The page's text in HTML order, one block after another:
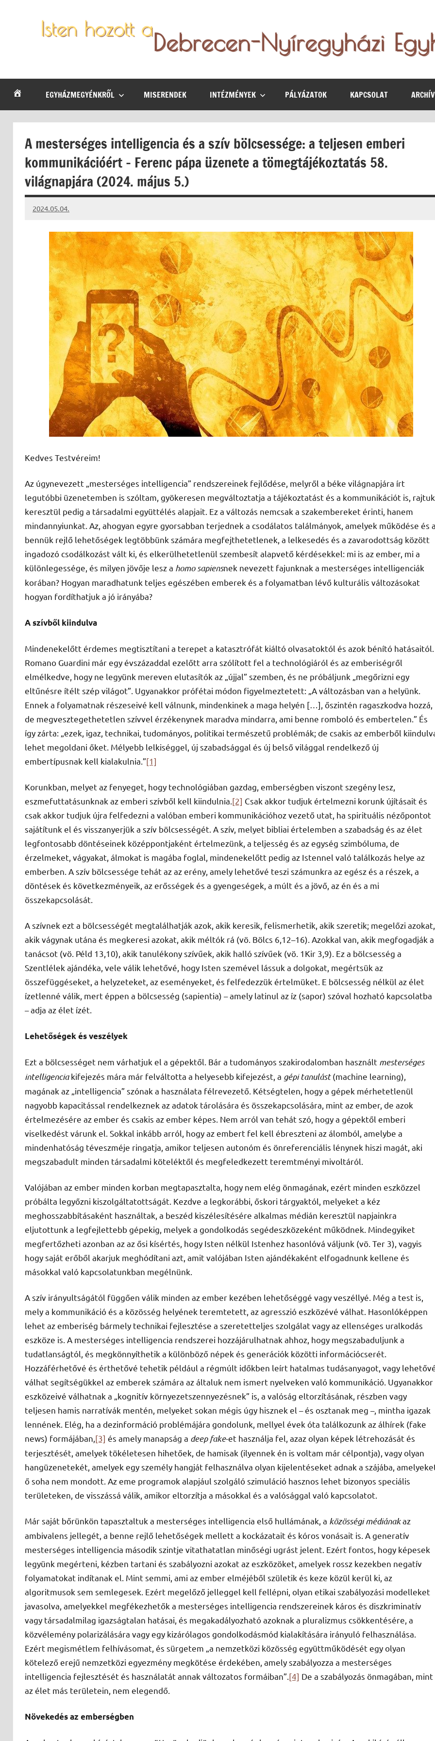
Debrecen-
Nyíregyházi
Egyházmegye
hírei,
programjaiEGYHÁZMEGYÉNKRŐL MISERENDEK INTÉZMÉNYEK PÁLYÁZATOK KAPCSOLAT
A mesterséges intelligencia és a szív bölcsessége: a teljesen emberi
kommunikációért – Ferenc pápa üzenete a tömegtájékoztatás 58.
világnapjára (2024. május 5.)
2024.05.04.
kovacs.agi
Kedves Testvéreim!
Az úgynevezett „mesterséges intelligencia” rendszereinek fejlődése, melyről a béke világnapjára írt
legutóbbi üzenetemben is szóltam, gyökeresen megváltoztatja a tájékoztatást és a kommunikációt is, rajtuk
keresztül pedig a társadalmi együttélés alapjait. Ez a változás nemcsak a szakembereket érinti, hanem
mindannyiunkat. Az, ahogyan egyre gyorsabban terjednek a csodálatos találmányok, amelyek működése és
bennük rejlő lehetőségek legtöbbünk számára megfejthetetlenek, a lelkesedés és a zavarodottság között
ingadozó csodálkozást vált ki, és elkerülhetetlenül szembesít alapvető kérdésekkel: mi is az ember, mi a
különlegessége, és milyen jövője lesz a homo sapiensnek nevezett fajunknak a mesterséges intelligenciák
korában? Hogyan maradhatunk teljes egészében emberek és a folyamatban lévő kulturális változásokat
hogyan fordíthatjuk a jó irányába?
A szívből kiindulva
Mindenekelőtt érdemes megtisztítani a terepet a katasztrófát kiáltó olvasatoktól és azok bénító hatásaitól.
Romano Guardini már egy évszázaddal ezelőtt arra szólított fel a technológiáról és az emberiségről
elmélkedve, hogy ne legyünk mereven elutasítók az „újjal” szemben, és ne próbáljunk „megőrizni egy
eltűnésre ítélt szép világot”. Ugyanakkor prófétai módon figyelmeztetett: „A változásban van a helyünk.
Ennek a folyamatnak részeseivé kell válnunk, mindenkinek a maga helyén […], őszintén ragaszkodva hozzá,
de megvesztegethetetlen szívvel érzékenynek maradva mindarra, ami benne romboló és embertelen.” És
így zárta: „ezek, igaz, technikai, tudományos, politikai természetű problémák; de csakis az emberből
lehet megoldani őket. Mélyebb lelkiséggel, új szabadsággal és új belső világgal rendelkező új
embertípusnak kell kialakulnia.”[1]
Korunkban, melyet az fenyeget, hogy technológiában gazdag, emberségben viszont szegény lesz,
eszmefuttatásunknak az emberi szívből kell kiindulnia.[2] Csak akkor tudjuk értelmezni korunk újításait és
csak akkor tudjuk újra felfedezni a valóban emberi kommunikációhoz vezető utat, ha spirituális nézőpontot
sajátítunk el és visszanyerjük a szív bölcsességét. A szív, melyet bibliai értelemben a szabadság és az élet
legfontosabb döntéseinek középpontjaként értelmezünk, a teljesség és az egység szimbóluma, de
érzelmeket, vágyakat, álmokat is magába foglal, mindenekelőtt pedig az Istennel való találkozás helye az
emberben. A szív bölcsessége tehát az az erény, amely lehetővé teszi számunkra az egész és a részek, a
döntések és következményeik, az erősségek és a gyengeségek, a múlt és a jövő, az én és a mi
összekapcsolását.
A szívnek ezt a bölcsességét megtalálhatják azok, akik keresik, felismerhetik, akik szeretik; megelőzi azokat,
akik vágynak utána és megkeresi azokat, akik méltók rá (vö. Bölcs 6,12–16). Azokkal van, akik megfogadják a
tanácsot (vö. Péld 13,10), akik tanulékony szívűek, akik halló szívűek (vö. 1Kir 3,9). Ez a bölcsesség a
Szentlélek ajándéka, vele válik lehetővé, hogy Isten szemével lássuk a dolgokat, megértsük az
összefüggéseket, a helyzeteket, az eseményeket, és felfedezzük értelmüket. E bölcsesség nélkül az élet
ízetlenné válik, mert éppen a bölcsesség (sapientia) – amely latinul az íz (sapor) szóval hozható kapcsolatba
– adja az élet ízét.
Lehetőségek és veszélyek
Ezt a bölcsességet nem várhatjuk el a gépektől. Bár a tudományos szakirodalomban használt mesterséges
intelligenciakifejezés mára már felváltotta a helyesebb kifejezést, a gépi tanulást(machine learning),
magának az „intelligencia” szónak a használata félrevezető. Kétségtelen, hogy a gépek mérhetetlenül
nagyobb kapacitással rendelkeznek az adatok tárolására és összekapcsolására, mint az ember, de azok
értelmezésére az ember és csakis az ember képes. Nem arról van tehát szó, hogy a gépektől emberi
viselkedést várunk el. Sokkal inkább arról, hogy az embert fel kell ébreszteni az álomból, amelybe a
mindenhatóság téveszméje ringatja, amikor teljesen autonóm és önreferenciális lénynek hiszi magát, aki
megszabadult minden társadalmi köteléktől és megfeledkezett teremtményi mivoltáról.
Valójában az ember minden korban megtapasztalta, hogy nem elég önmagának, ezért minden eszközzel
próbálta legyőzni kiszolgáltatottságát. Kezdve a legkorábbi, őskori tárgyaktól, melyeket a kéz
meghosszabbításaként használtak, a beszéd kiszélesítésére alkalmas médián keresztül napjainkra
eljutottunk a legfejlettebb gépekig, melyek a gondolkodás segédeszközeként működnek. Mindegyiket
megfertőzheti azonban az az ősi kísértés, hogy Isten nélkül Istenhez hasonlóvá váljunk (vö. Ter 3), vagyis
hogy saját erőből akarjuk meghódítani azt, amit valójában Isten ajándékaként elfogadnunk kellene és
másokkal való kapcsolatunkban megélnünk.
A szív irányultságától függően válik minden az ember kezében lehetőséggé vagy veszéllyé. Még a test is,
mely a kommunikáció és a közösség helyének teremtetett, az agresszió eszközévé válhat. Hasonlóképpen
lehet az emberiség bármely technikai fejlesztése a szeretetteljes szolgálat vagy az ellenséges uralkodás
eszköze is. A mesterséges intelligencia rendszerei hozzájárulhatnak ahhoz, hogy megszabaduljunk a
tudatlanságtól, és megkönnyíthetik a különböző népek és generációk közötti információcserét.
Hozzáférhetővé és érthetővé tehetik például a régmúlt időkben leírt hatalmas tudásanyagot, vagy
válhat segítségükkel az emberek számára az általuk nem ismert nyelveken való kommunikáció. Ugyanakkor
eszközeivé válhatnak a „kognitív környezetszennyezésnek” is, a valóság eltorzításának, részben vagy
teljesen hamis narratívák mentén, melyeket sokan mégis úgy hisznek el – és osztanak meg –, mintha igazak
lennének. Elég, ha a dezinformáció problémájára gondolunk, mellyel évek óta találkozunk az álhírek (fake
news) formájában,[3] és amely manapság a deep fake-et használja fel, azaz olyan képek létrehozását és
terjesztését, amelyek tökéletesen hihetőek, de hamisak (ilyennek én is voltam már célpontja), vagy olyan
hangüzenetekét, amelyek egy személy hangját felhasználva olyan kijelentéseket adnak a szájába,
ő soha nem mondott. Az eme programok alapjául szolgáló szimuláció hasznos lehet bizonyos speciális
területeken, de visszássá válik, amikor eltorzítja a másokkal és a valósággal való kapcsolatot.
Már saját bőrünkön tapasztaltuk a mesterséges intelligencia első hullámának, a közösségi médiánakaz
ambivalens jellegét, a benne rejlő lehetőségek mellett a kockázatait és kóros vonásait is. A generatív
mesterséges intelligencia második szintje vitathatatlan minőségi ugrást jelent. Ezért fontos, hogy képesek
legyünk megérteni, kézben tartani és szabályozni azokat az eszközöket, amelyek rossz kezekben negatív
folyamatokat indítanak el. Mint semmi, ami az ember elméjéből születik és keze közül kerül ki, az
algoritmusok sem semlegesek. Ezért megelőző jelleggel kell fellépni, olyan etikai szabályozási modelleket
javasolva, amelyekkel megfékezhetők a mesterséges intelligencia rendszereinek káros és diszkriminatív
vagy társadalmilag igazságtalan hatásai, és megakadályozható azoknak a pluralizmus csökkentésére, a
közvélemény polarizálására vagy egy kizárólagos gondolkodásmód kialakítására irányuló felhasználása.
Ezért megismétlem felhívásomat, és sürgetem „a nemzetközi közösség együttműködését egy olyan
kötelező erejű nemzetközi egyezmény megkötése érdekében, amely szabályozza a mesterséges
intelligencia fejlesztését és használatát annak változatos formáiban”.[4] De a szabályozás önmagában, mint
az élet más területein, nem elegendő.
Növekedés az emberségben